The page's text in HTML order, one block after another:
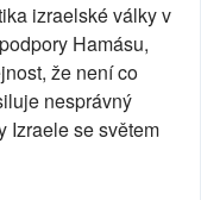
izraelské války v
Hamásu,
že není co
nesprávný
Izraele se světem